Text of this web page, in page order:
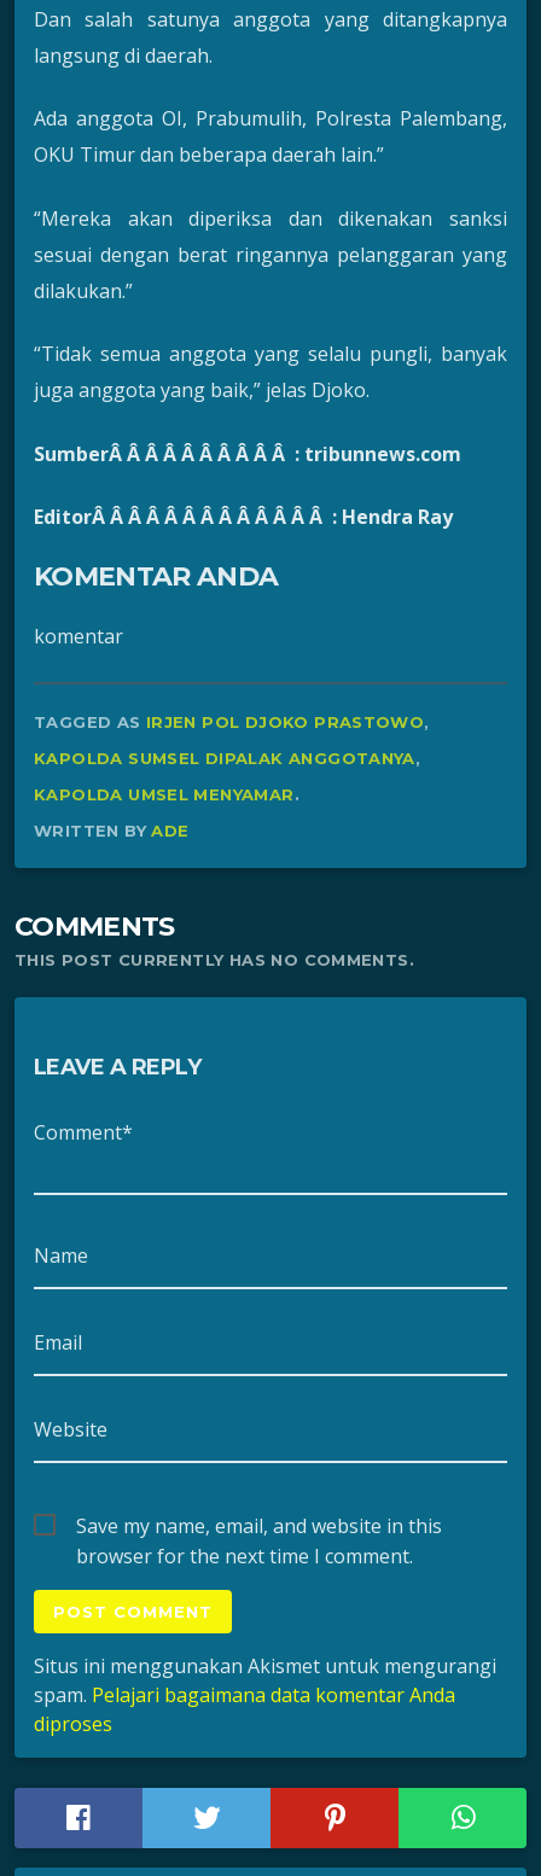
Dan salah satunya anggota yang ditangkapnya
langsung di daerah.
Ada anggota OI, Prabumulih, Polresta Palembang,
OKU Timur dan beberapa daerah lain.”
“Mereka akan diperiksa dan dikenakan sanksi
sesuai dengan berat ringannya pelanggaran yang
dilakukan.”
“Tidak semua anggota yang selalu pungli, banyak
juga anggota yang baik,” jelas Djoko.
SumberÂ Â Â Â Â Â Â Â Â Â : tribunnews.com
EditorÂ Â Â Â Â Â Â Â Â Â Â Â Â : Hendra Ray
KOMENTAR ANDA
komentar
TAGGED AS IRJEN POL DJOKO PRASTOWO,
KAPOLDA SUMSEL DIPALAK ANGGOTANYA,
KAPOLDA UMSEL MENYAMAR.
WRITTEN BYADE
COMMENTS
THIS POST CURRENTLY HAS NO COMMENTS.
LEAVE A REPLY
Comment*
Name
Email
Website
Save my name, email, and website in this
browser for the next time I comment.
Situs ini menggunakan Akismet untuk mengurangi
spam. Pelajari bagaimana data komentar Anda
diproses